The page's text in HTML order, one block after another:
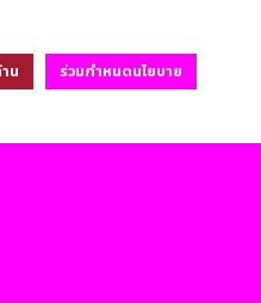
น ร่วมกำหนดนโยบาย